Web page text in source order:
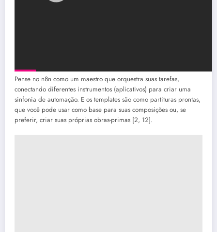
Pense no n8n como um maestro que orquestra suas tarefas,
conectando diferentes instrumentos (aplicativos) para criar uma
sinfonia de automação. E os templates são como partituras prontas,
que você pode usar como base para suas composições ou, se
preferir, criar suas próprias obras-primas [2, 12].